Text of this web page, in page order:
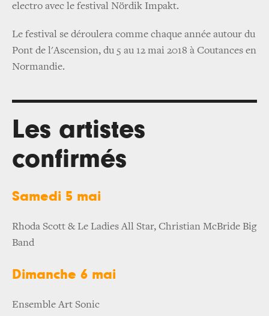
electro avec le festival Nördik Impakt.
Le festival se déroulera comme chaque année autour du
Pont de l'Ascension, du 5 au 12 mai 2018 à Coutances en
Normandie.
Les artistes
confirmés
Samedi 5 mai
Rhoda Scott & Le Ladies All Star, Christian McBride Big
Band
Dimanche 6 mai
Ensemble Art Sonic